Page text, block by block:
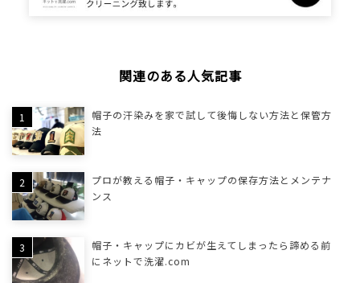
関連のある人気記事
帽子の汗染みを家で試して後悔しない方法と保管方
法
プロが教える帽子・キャップの保存方法とメンテナ
ンス
帽子・キャップにカビが生えてしまったら諦める前
にネットで洗濯.com